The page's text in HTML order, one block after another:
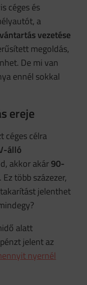
céges és
a
vezetése
megoldás,
De mi van
ennél sokkal
ereje
céges célra
álló
akkor akár90-
több százezer,
jelenthet
alatt
jelent az
nyernél